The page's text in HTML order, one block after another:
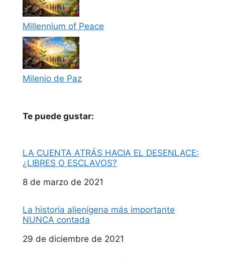
Millennium of Peace
Milenio de Paz
Te puede gustar:
LA CUENTA ATRÁS HACIA EL DESENLACE:
¿LIBRES O ESCLAVOS?
Fecha
8 de marzo de 2021
La historia alienígena más importante
NUNCA contada
Fecha
29 de diciembre de 2021